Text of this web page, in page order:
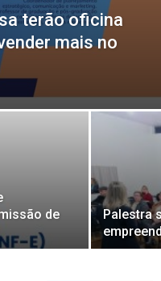
terão oficina
mais no
de
Palestra